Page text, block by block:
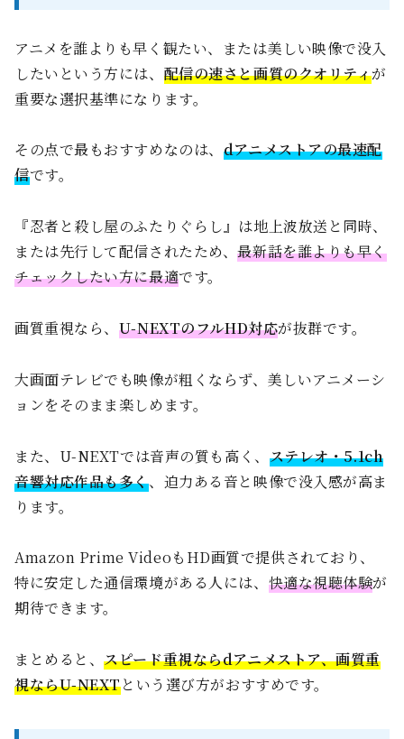
アニメを誰よりも早く観たい、または美しい映像で没入
したいという方には、 配信の速さと画質のクオリティが
重要な選択基準になります。
その点で最もおすすめなのは、 dアニメストアの最速配
信です。
『忍者と殺し屋のふたりぐらし』は地上波放送と同時、
または先行して配信されたため、最新話を誰よりも早く
チェックしたい方に最適です。
画質重視なら、 U-NEXTのフルHD対応が抜群です。
大画面テレビでも映像が粗くならず、美しいアニメーシ
ョンをそのまま楽しめます。
また、U-NEXTでは音声の質も高く、 ステレオ・5.1ch
音響対応作品も多く、迫力ある音と映像で没入感が高ま
ります。
Amazon Prime VideoもHD画質で提供されており、
特に安定した通信環境がある人には、 快適な視聴体験が
期待できます。
まとめると、スピード重視ならdアニメストア、画質重
視ならU-NEXTという選び方がおすすめです。